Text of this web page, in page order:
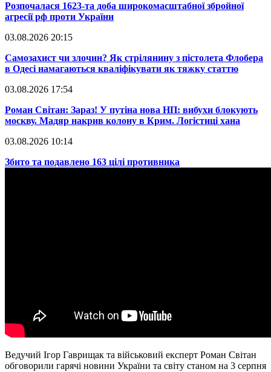
​Розпочалася 1623-та доба широкомасштабної збройної
агресії рф проти України
03.08.2026 20:15
​Самозахист чи злочин? Як стрілянину з пістолета Флобера
в Одесі намагаються кваліфікувати як тяжку статтю
03.08.2026 17:54
​Роман Світан: Зараз! У путіна нова НП: вибухи блокують
москву. Мадяр накрив колону в Крим. Логістиці хана
03.08.2026 10:14
​Збито та подавлено 163 цілі противника
Ведучий Ігор Гаврищак та військовий експерт Роман Світан
обговорили гарячі новини України та світу станом на 3 серпня